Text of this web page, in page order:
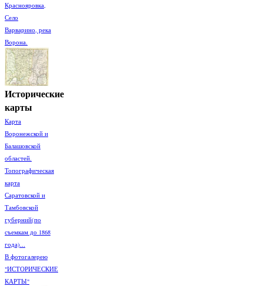
Краснояровка,
Село
Варварино, река
Ворона.
Исторические
карты
Карта
Воронежской и
Балашовской
областей.
Топографическая
карта
Саратовской и
Тамбовской
губерний(по
съемкам до 1868
года)...
В фотогалерею
"ИСТОРИЧЕСКИЕ
КАРТЫ"